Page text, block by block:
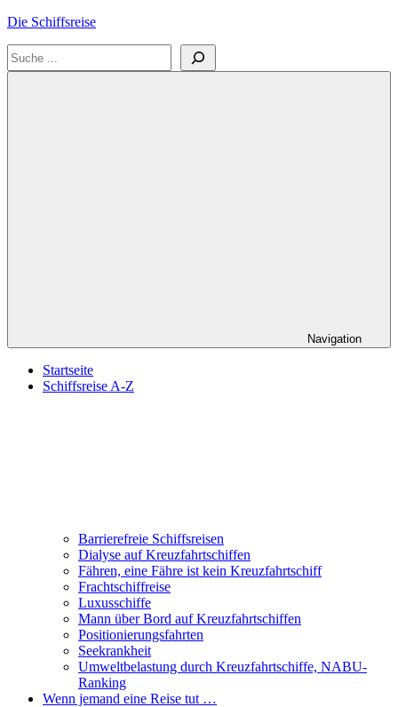
Zum
springen
Die Schiffsreise
Literatur-
Suchen
Navigation
Startseite
Schiffsreise A-Z
Barrierefreie Schiffsreisen
Dialyse auf Kreuzfahrtschiffen
Fähren, eine Fähre ist kein Kreuzfahrtschiff
Frachtschiffreise
Luxusschiffe
Mann über Bord auf Kreuzfahrtschiffen
Positionierungsfahrten
Seekrankheit
Umweltbelastung durch Kreuzfahrtschiffe, NABU-
Ranking
Wenn jemand eine Reise tut …